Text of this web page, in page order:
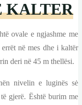
KALTER
ovale e ngjashme me
në mes dhe i kaltër
deri në 45 m thellësi.
nivelin e luginës sė
gjerë. Është burim me